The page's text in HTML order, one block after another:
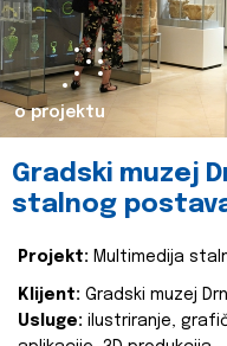
o projektu
Gradski muzej
stalnog
Projekt: Multimedija
Klijent: Gradski muzej
Usluge: ilustriranje,